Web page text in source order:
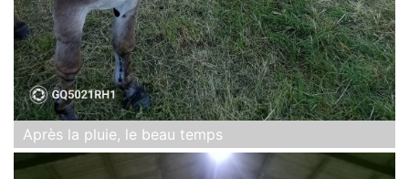
Après la pluie, le beau temps